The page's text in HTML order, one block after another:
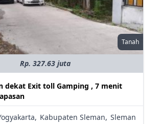
Tanah
Rp. 327.63 juta
dekat Exit toll Gamping , 7 menit
Kabupaten Sleman, Sleman